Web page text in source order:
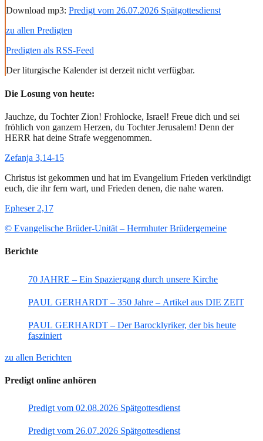
Download mp3: Predigt vom 26.07.2026 Spätgottesdienst
zu allen Predigten
Predigten als RSS-Feed
Der liturgische Kalender ist derzeit nicht verfügbar.
Die Losung von heute:
Jauchze, du Tochter Zion! Frohlocke, Israel! Freue dich und sei
fröhlich von ganzem Herzen, du Tochter Jerusalem! Denn der
HERR hat deine Strafe weggenommen.
Zefanja 3,14-15
Christus ist gekommen und hat im Evangelium Frieden verkündigt
euch, die ihr fern wart, und Frieden denen, die nahe waren.
Epheser 2,17
© Evangelische Brüder-Unität – Herrnhuter Brüdergemeine
Berichte
70 JAHRE – Ein Spaziergang durch unsere Kirche
PAUL GERHARDT – 350 Jahre – Artikel aus DIE ZEIT
PAUL GERHARDT – Der Barocklyriker, der bis heute
fasziniert
zu allen Berichten
Predigt online anhören
Predigt vom 02.08.2026 Spätgottesdienst
Predigt vom 26.07.2026 Spätgottesdienst